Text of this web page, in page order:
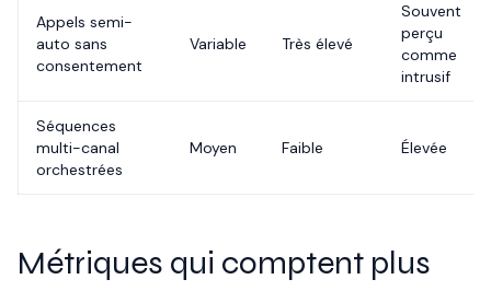
Appels semi-
auto sans
consentement
Variable Très élevé
Souvent
perçu
comme
intrusif
Séquences
multi-canal
orchestrées
Moyen Faible Élevée
Métriques qui comptent plus